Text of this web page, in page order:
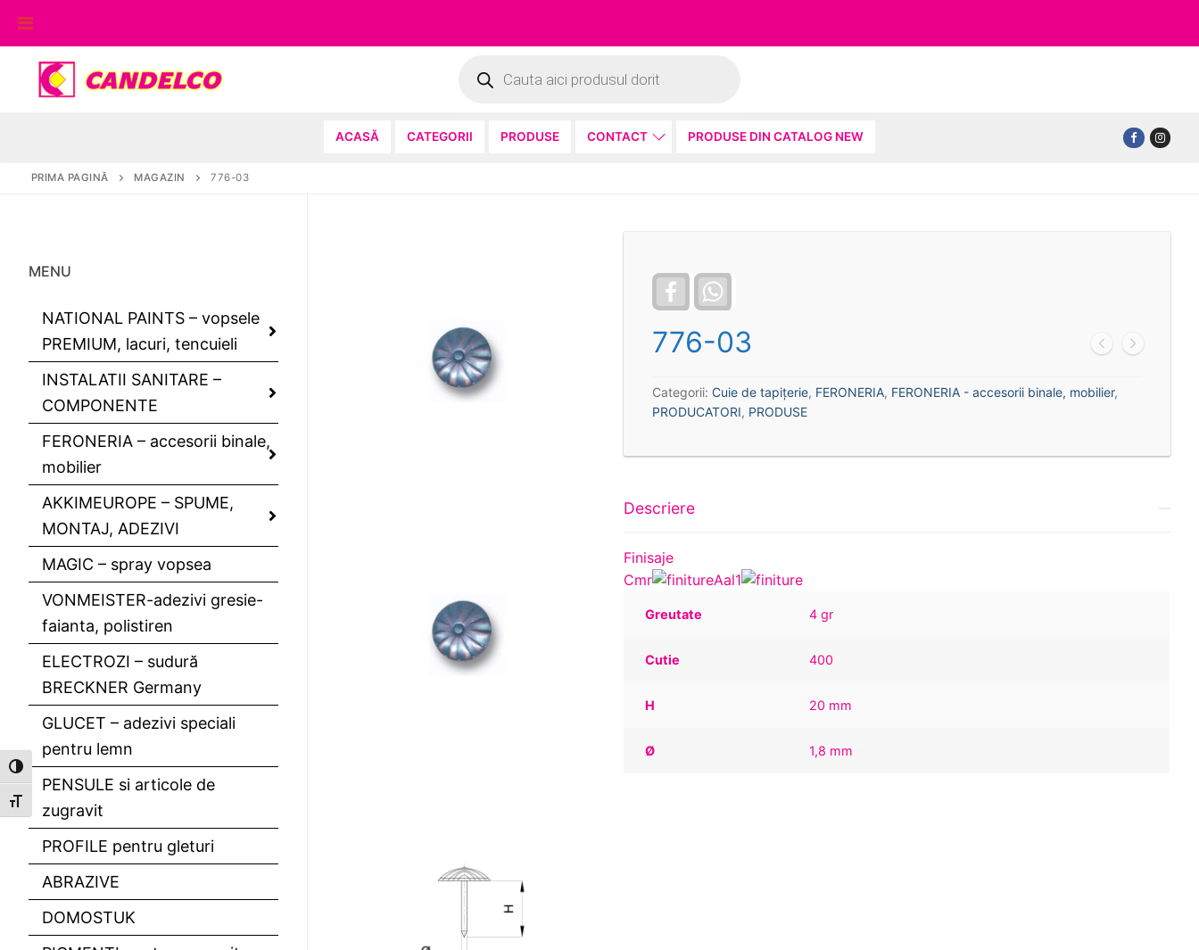
Toggle High Contrast
Toggle Font size
conținut
search
ACASĂ CATEGORII PRODUSE CONTACT PRODUSE DIN CATALOG NEW
PRIMA PAGINĂ MAGAZIN 776-03
Facebook
776-03
Categorii:Cuie de tapiţerie, FERONERIA, FERONERIA - accesorii binale, mobilier,
PRODUCATORI, PRODUSE
Descriere
Finisaje
Cmr
Aal1
Greutate 4 gr
Cutie 400
H 20 mm
Ø 1,8 mm
MENU
NATIONAL PAINTS – vopsele
PREMIUM, lacuri, tencuieli
INSTALATII SANITARE –
COMPONENTE
FERONERIA – accesorii binale,
mobilier
AKKIMEUROPE – SPUME,
MONTAJ, ADEZIVI
MAGIC – spray vopsea
VONMEISTER-adezivi gresie-
faianta, polistiren
ELECTROZI – sudură
BRECKNER Germany
GLUCET – adezivi speciali
pentru lemn
PENSULE si articole de
zugravit
PROFILE pentru gleturi
ABRAZIVE
DOMOSTUK